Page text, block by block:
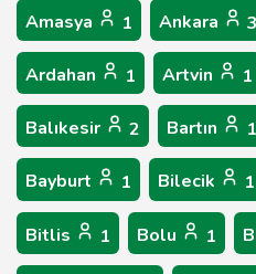
Amasya 1 Ankara 3
Ardahan 1 Artvin 1
Balıkesir 2 Bartın 1
Bayburt 1 Bilecik 1
Bitlis 1 Bolu 1